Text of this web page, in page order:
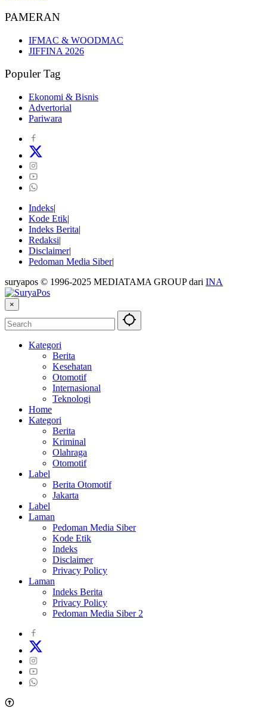
PAMERAN
IFMAC & WOODMAC
JIFFINA 2026
Populer Tag
Ekonomi & Bisnis
Advertorial
Pariwara
Indeks
Kode Etik
Indeks Berita
Redaksi
Disclaimer
Pedoman Media Siber
suryapos © 1996-2025 MEDIATAMA GROUP dari INA
×
Kategori
Berita
Kesehatan
Otomotif
Internasional
Teknologi
Home
Kategori
Berita
Kriminal
Olahraga
Otomotif
Label
Berita Otomotif
Jakarta
Label
Laman
Pedoman Media Siber
Kode Etik
Indeks
Disclaimer
Privacy Policy
Laman
Indeks Berita
Privacy Policy
Pedoman Media Siber 2